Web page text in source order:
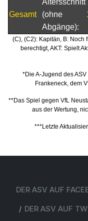
Gesamt
Altersschnitt
(ohne
Abgänge):
(C), (C2): Kapitän, B: Noch
berechtigt, AKT: Spielt
*Die A-Jugend des
Frankeneck, dem
**Das Spiel gegen VfL
aus der Wertung,
***Letzte
DER ASV AUF
DER ASV AUF